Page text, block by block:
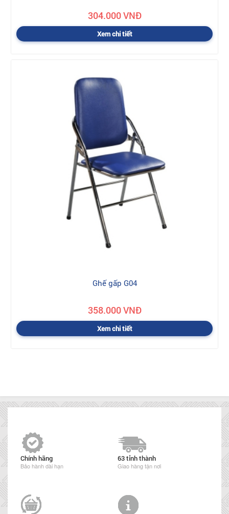
304.000 VNĐ
Xem chi tiết
Ghế gấp G04
358.000 VNĐ
Xem chi tiết
Chính hãng
Bảo hành dài hạn
63 tỉnh thành
Giao hàng tận nơi